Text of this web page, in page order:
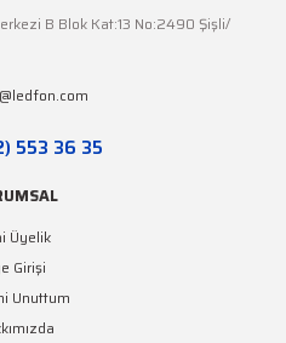
B Blok Kat:13 No:2490 Şişli/
553 36 35
Üyelik
Girişi
Unuttum